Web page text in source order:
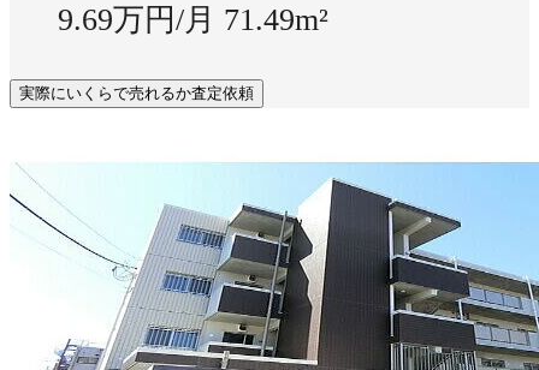
9.69万円/月 71.49m²
実際にいくらで売れるか査定依頼